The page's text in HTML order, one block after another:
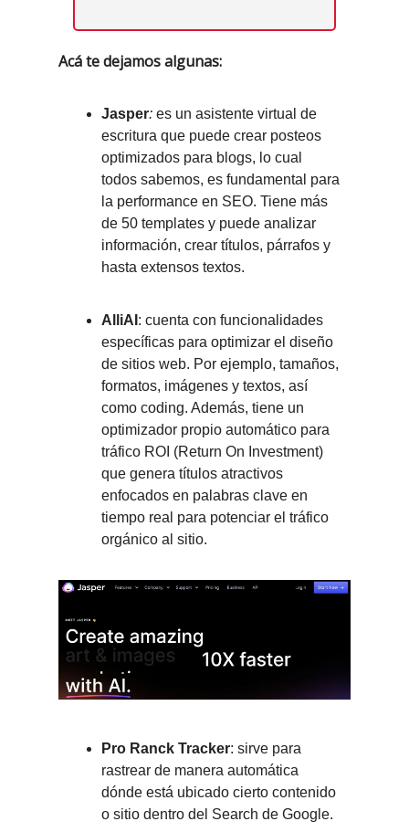
Acá te dejamos algunas:
Jasper: es un asistente virtual de
escritura que puede crear posteos
optimizados para blogs, lo cual
todos sabemos, es fundamental para
la performance en SEO. Tiene más
de 50 templates y puede analizar
información, crear títulos, párrafos y
hasta extensos textos.
AlliAI : cuenta con funcionalidades
específicas para optimizar el diseño
de sitios web. Por ejemplo, tamaños,
formatos, imágenes y textos, así
como coding. Además, tiene un
optimizador propio automático para
tráfico ROI (Return On Investment)
que genera títulos atractivos
enfocados en palabras clave en
tiempo real para potenciar el tráfico
orgánico al sitio.
Pro Ranck Tracker: sirve para
rastrear de manera automática
dónde está ubicado cierto contenido
o sitio dentro del Search de Google.